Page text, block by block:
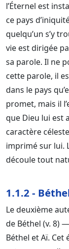
l’Éternel est
ce pays
quelqu’un s’y
vie est dirigée
sa parole. Il ne
cette parole, il
dans le pays
promet, mais il
que Dieu lui est
caractère
imprimé sur lui.
découle tout
1.1.2 -
Le deuxième
de Béthel (v. 8)
Béthel et Aï. Cet